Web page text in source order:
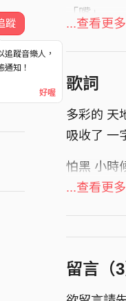
蹤
追蹤音樂人，
通知！
好喔
「嘴」...
但在村
內，火只
...查看更多
歌詞
多彩的 天
吸收了 一
怕黑 小時
怕鬼 會不
摧毀 無論
...查看更多
留言（3